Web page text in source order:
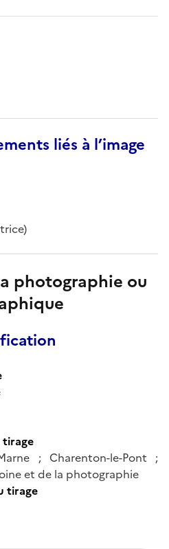
liés à l’image
photographie ou
tirage
; Charenton-le-Pont ;
et de la photographie
tirage